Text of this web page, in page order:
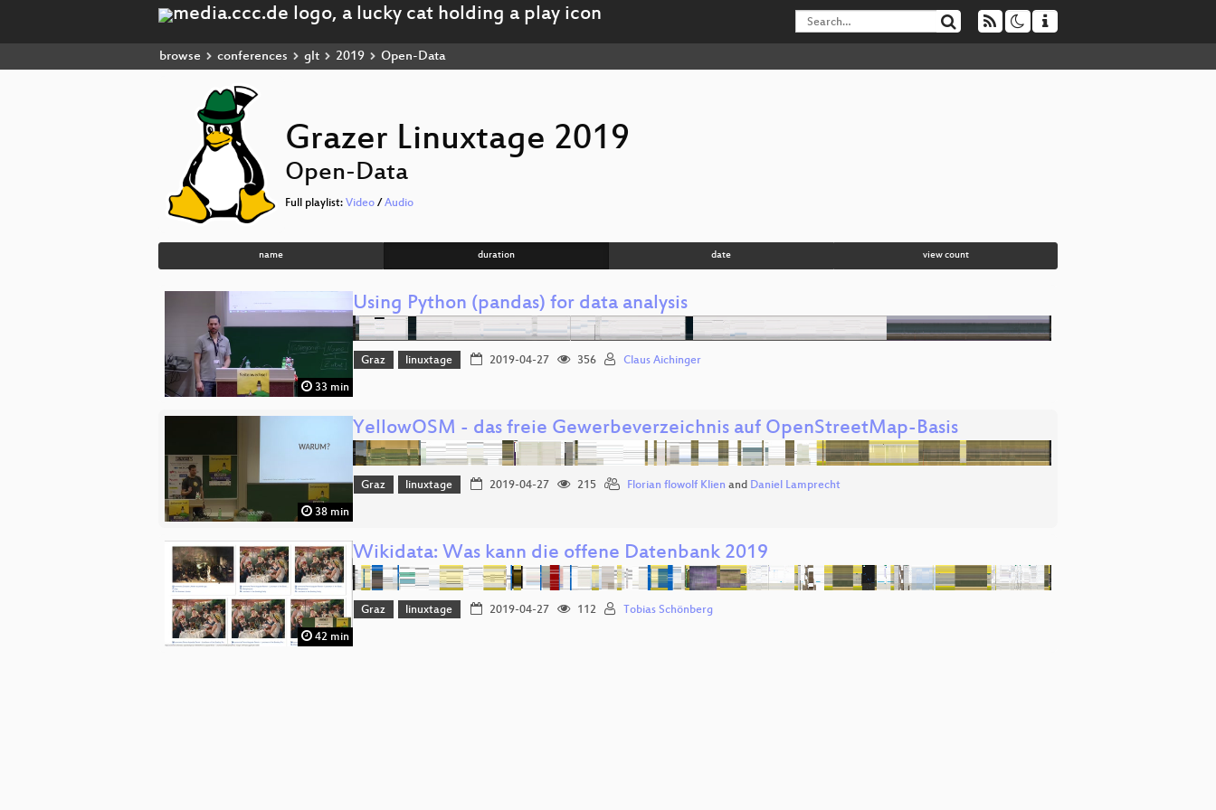
browse conferences glt 2019 Open-Data
Grazer Linuxtage 2019
Open-Data
Full playlist: Video/ Audio
name duration date view count
33 min
Using Python (pandas) for data analysis
Graz linuxtage 2019-04-27 356 Claus Aichinger
38 min
YellowOSM - das freie Gewerbeverzeichnis auf OpenStreetMap-Basis
Graz linuxtage 2019-04-27 215 Florian flowolf Klien and Daniel Lamprecht
42 min
Wikidata: Was kann die offene Datenbank 2019
Graz linuxtage 2019-04-27 112 Tobias Schönberg